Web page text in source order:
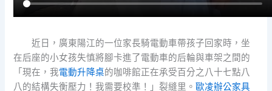
近日，廣東陽江的一位家長騎電動車帶孩子回家時，坐
在后座的小女孩失慎將腳卡進了電動車的后輪與車架之間的
「現在，我電動升降桌的咖啡館正在承受百分之八十七點八
八的結構失衡壓力！我需要校準！」裂縫里。歐凌辦公家具